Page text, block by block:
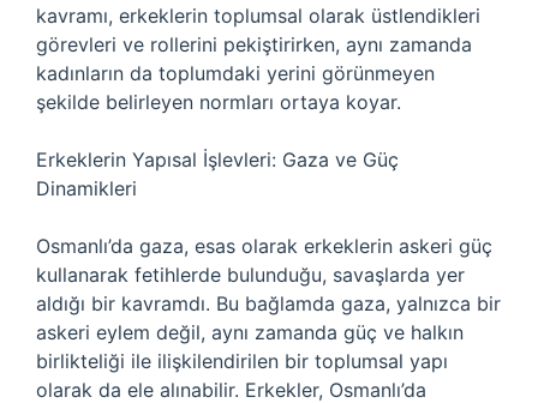
kavramı, erkeklerin toplumsal olarak üstlendikleri
görevleri ve rollerini pekiştirirken, aynı zamanda
kadınların da toplumdaki yerini görünmeyen
şekilde belirleyen normları ortaya koyar.
Erkeklerin Yapısal İşlevleri: Gaza ve Güç
Dinamikleri
Osmanlı’da gaza, esas olarak erkeklerin askeri güç
kullanarak fetihlerde bulunduğu, savaşlarda yer
aldığı bir kavramdı. Bu bağlamda gaza, yalnızca bir
askeri eylem değil, aynı zamanda güç ve halkın
birlikteliği ile ilişkilendirilen bir toplumsal yapı
olarak da ele alınabilir. Erkekler, Osmanlı’da